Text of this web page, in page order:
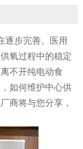
逐步完善。医用
氧过程中的稳定
不开纯电动食
如何维护中心供
商将与您分享，